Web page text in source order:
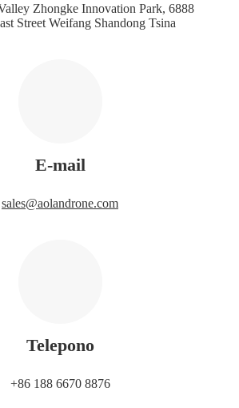
Zhongke Innovation Park, 6888
Street Weifang Shandong Tsina
E-mail
sales@aolandrone.com
Telepono
+86 188 6670 8876